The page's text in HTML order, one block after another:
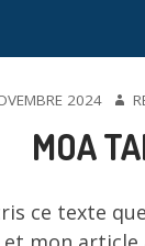
2024
MOA
ce texte